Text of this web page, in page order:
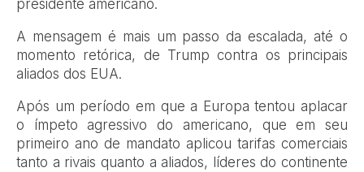
presidente americano.
A mensagem é mais um passo da escalada, até o
momento retórica, de Trump contra os principais
aliados dos EUA.
Após um período em que a Europa tentou aplacar
o ímpeto agressivo do americano, que em seu
primeiro ano de mandato aplicou tarifas comerciais
tanto a rivais quanto a aliados, líderes do continente